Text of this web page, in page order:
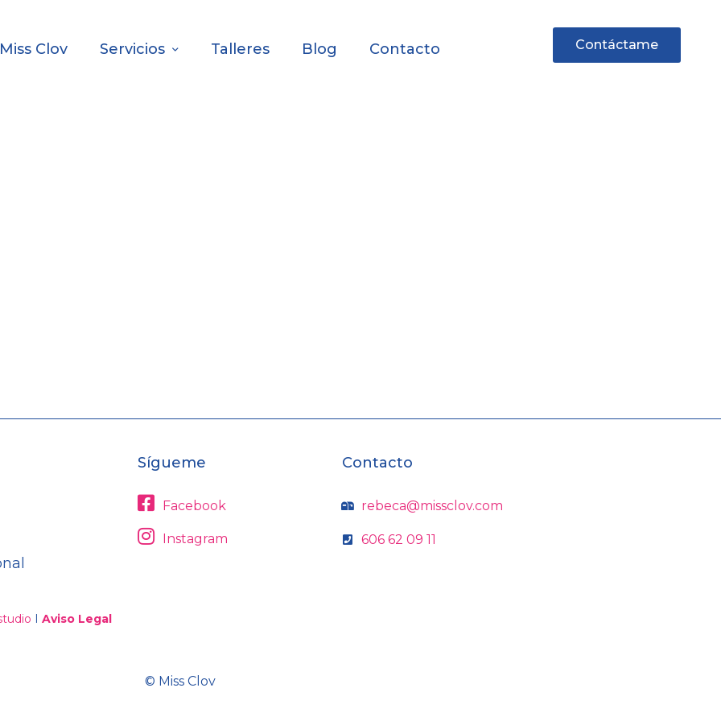
Clov Servicios Talleres Blog Contacto Contáctame
I Aviso Legal
Sígueme
Facebook
Instagram
Contacto
rebeca@missclov.com
606 62 09 11
© Miss Clov